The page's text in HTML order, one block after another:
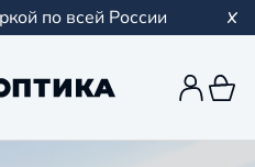
по всей России